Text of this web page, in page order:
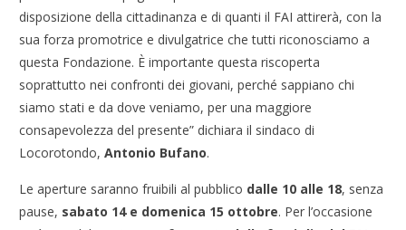
disposizione della cittadinanza e di quanti il FAI attirerà, con la
sua forza promotrice e divulgatrice che tutti riconosciamo a
questa Fondazione. È importante questa riscoperta
soprattutto nei confronti dei giovani, perché sappiano chi
siamo stati e da dove veniamo, per una maggiore
consapevolezza del presente” dichiara il sindaco di
Locorotondo,Antonio Bufano.
Le aperture saranno fruibili al pubblico dalle 10 alle 18, senza
pause, sabato 14 e domenica 15 ottobre. Per l’occasione